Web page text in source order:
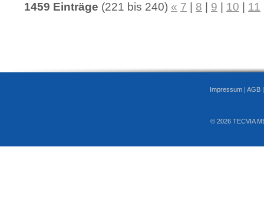
1459 Einträge (221 bis 240) « 7 8 9 10 11
Impressum | AGB
© 2026 TECVIA